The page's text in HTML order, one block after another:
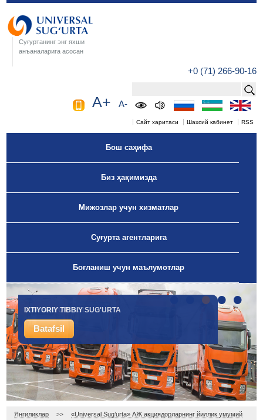
Суғуртанинг энг яхши
анъаналарига асосан
+0 (71) 266-90-16
A+ A-
Сайт харитаси Шахсий кабинет RSS
Бош саҳифа
Биз ҳақимизда
Мижозлар учун хизматлар
Суғурта агентларига
Боғланиш учун маълумотлар
IXTIYORIY TIBBIY SUG'URTA
Batafsil
YUK SUG'URTASI
Batafsil
•••••
Янгиликлар >>
«Universal Sug’urta» АЖ акциядорларнинг йиллик умумий